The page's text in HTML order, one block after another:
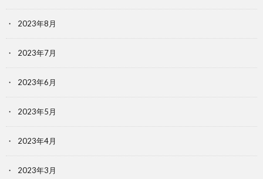
2023年8月
2023年7月
2023年6月
2023年5月
2023年4月
2023年3月